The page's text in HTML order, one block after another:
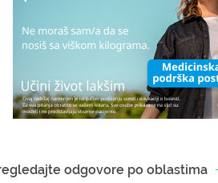
odgovore po oblastima